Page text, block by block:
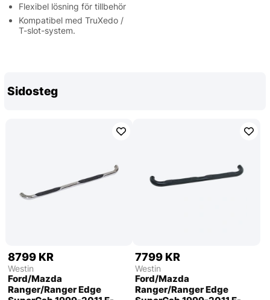
Flexibel lösning för tillbehör
Kompatibel med TruXedo /
T-slot-system.
Sidosteg
8799 KR
Westin
Ford/Mazda
Ranger/Ranger Edge
7799 KR
Westin
Ford/Mazda
Ranger/Ranger Edge